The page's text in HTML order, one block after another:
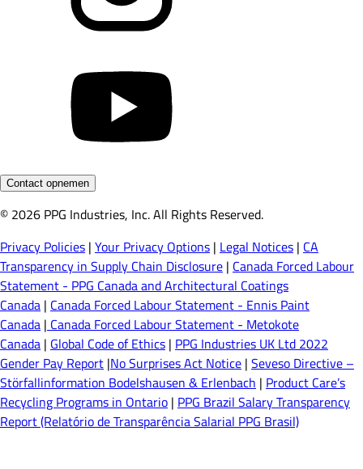
Contact opnemen
© 2026 PPG Industries, Inc. All Rights Reserved.
Privacy Policies | Your Privacy Options | Legal Notices | CA
Transparency in Supply Chain Disclosure | Canada Forced Labour
Statement - PPG Canada and Architectural Coatings
Canada | Canada Forced Labour Statement - Ennis Paint
Canada | Canada Forced Labour Statement - Metokote
Canada | Global Code of Ethics | PPG Industries UK Ltd 2022
Gender Pay Report |No Surprises Act Notice | Seveso Directive –
Störfallinformation Bodelshausen & Erlenbach | Product Care’s
Recycling Programs in Ontario | PPG Brazil Salary Transparency
Report (Relatório de Transparência Salarial PPG Brasil)